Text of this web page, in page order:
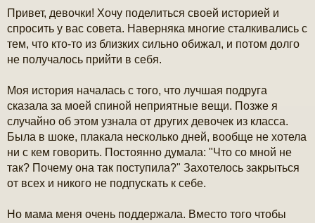
о
б
щ
е
н
Привет, девочки! Хочу поделиться своей историей и
спросить у вас совета. Наверняка многие сталкивались с
тем, что кто-то из близких сильно обижал, и потом долго
не получалось прийти в себя.
Моя история началась с того, что лучшая подруга
сказала за моей спиной неприятные вещи. Позже я
случайно об этом узнала от других девочек из класса.
Была в шоке, плакала несколько дней, вообще не хотела
ни с кем говорить. Постоянно думала: "Что со мной не
так? Почему она так поступила?" Захотелось закрыться
от всех и никого не подпускать к себе.
Но мама меня очень поддержала. Вместо того чтобы